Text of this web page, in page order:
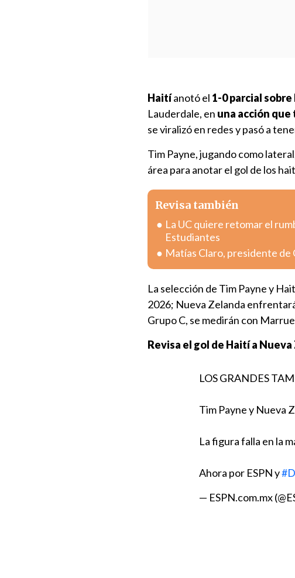
Haitíanotó el 1-0 parcial
Lauderdale, en una acción
se viralizó en redes y pasó a
Tim Payne, jugando como
área para anotar el gol de los
Revisa también
La UC quiere retomar el
Estudiantes
Matías Claro, presidente de
La selección de Tim Payne y
2026; Nueva Zelanda
Grupo C, se medirán con
Revisa el gol de Haití a
LOS GRANDES
Tim Payne y Nueva
La figura falla en la
Ahora por ESPN y
— ESPN.com.mx